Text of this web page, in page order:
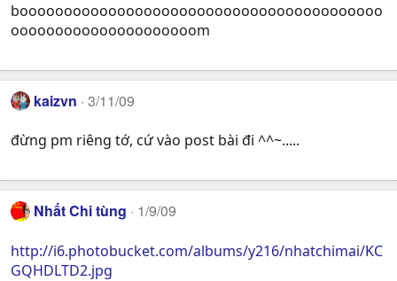
booooooooooooooooooooooooooooooooooooooooo
ooooooooooooooooooooom
kaizvn 3/11/09
đừng pm riêng tớ, cứ vào post bài đi ^^~.....
Nhất Chi tùng 1/9/09
http://i6.photobucket.com/albums/y216/nhatchimai/KC
GQHDLTD2.jpg